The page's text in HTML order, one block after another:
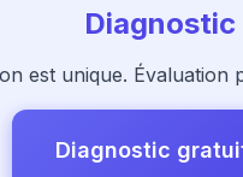
est unique. Évaluation
Diagnostic